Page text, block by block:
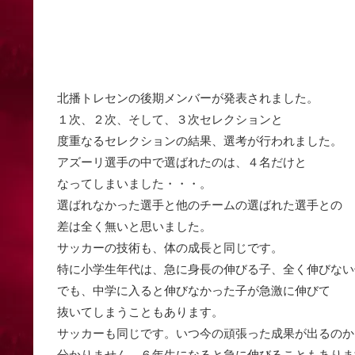
北播トレセンの後期メンバーが発表されました。
１次、２次、そして、３次セレクションと
度重なるセレクションの結果、選考が行われました。
アズーリ選手の中で選ばれたのは、４名だけと
なってしまいました・・・。
選ばれなかった選手と他のチームの選ばれた選手との
差は全く無いと思いました。
サッカーの技術も、体の成長と同じです。
特に小学生年代は、急に身長の伸びる子、全く伸びない
でも、中学に入ると伸びなかった子が急激に伸びて
抜いてしまうこともあります。
サッカーも同じです。いつ今の頑張った成果が出るのか